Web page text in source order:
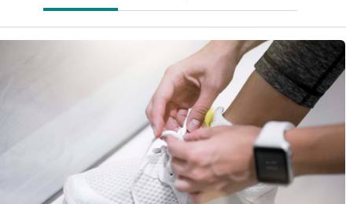
ายละเอียด